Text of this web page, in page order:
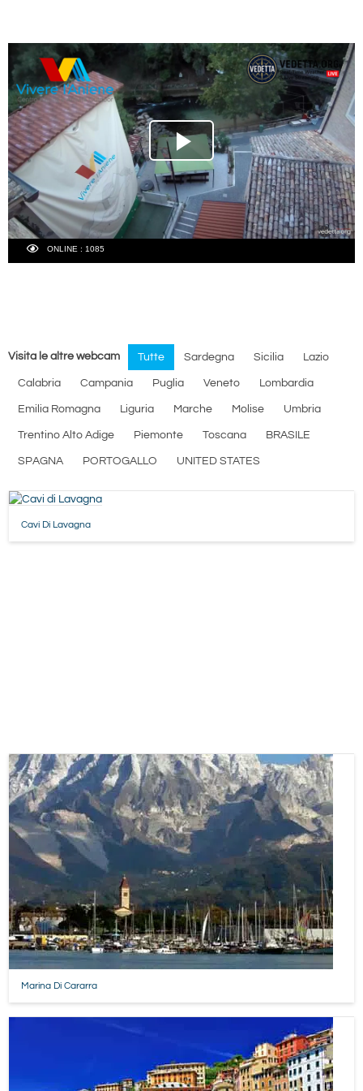
Visita le altre webcam Tutte Sardegna Sicilia Lazio
Calabria Campania Puglia Veneto Lombardia
Emilia Romagna Liguria Marche Molise Umbria
Trentino Alto Adige Piemonte Toscana BRASILE
SPAGNA PORTOGALLO UNITED STATES
Cavi Di Lavagna
Marina Di Cararra